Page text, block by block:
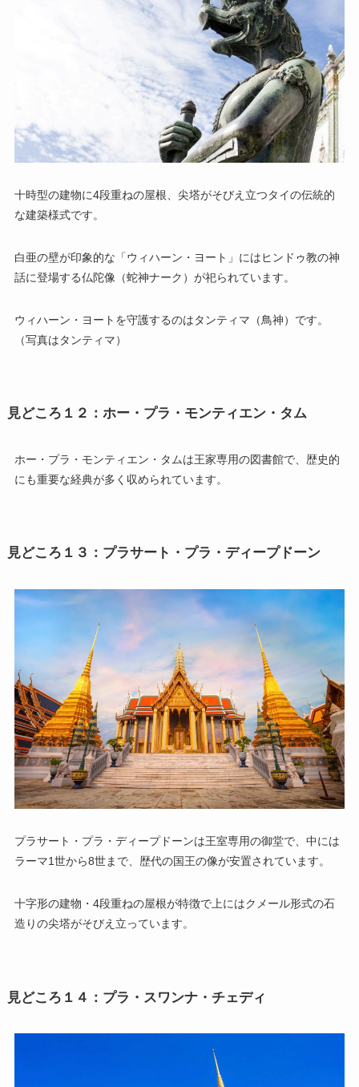
十時型の建物に4段重ねの屋根、尖塔がそびえ立つタイの伝統的
な建築様式です。
白亜の壁が印象的な「ウィハーン・ヨート」にはヒンドゥ教の神
話に登場する仏陀像（蛇神ナーク）が祀られています。
ウィハーン・ヨートを守護するのはタンティマ（鳥神）です。
（写真はタンティマ）
見どころ１２：ホー・プラ・モンティエン・タム
ホー・プラ・モンティエン・タムは王家専用の図書館で、歴史的
にも重要な経典が多く収められています。
見どころ１３：プラサート・プラ・ディープドーン
プラサート・プラ・ディープドーンは王室専用の御堂で、中には
ラーマ1世から8世まで、歴代の国王の像が安置されています。
十字形の建物・4段重ねの屋根が特徴で上にはクメール形式の石
造りの尖塔がそびえ立っています。
見どころ１４：プラ・スワンナ・チェディ